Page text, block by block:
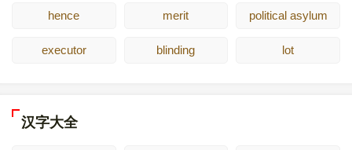
hence merit political asylum
executor blinding lot
汉字大全